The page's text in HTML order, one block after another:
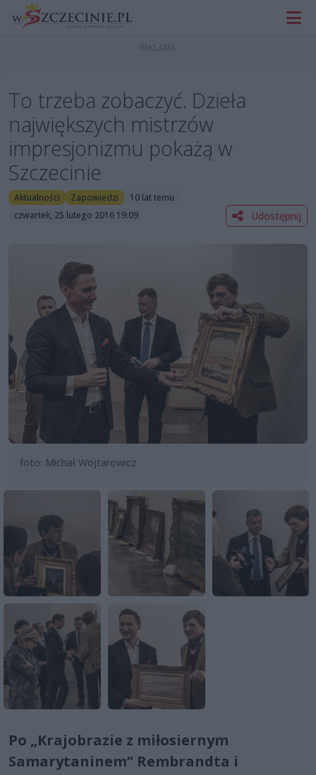
To trzeba zobaczyć. Dzieła
największych mistrzów
impresjonizmu pokażą w
Szczecinie
Aktualności Zapowiedzi
10 lat temu
czwartek, 25 lutego 2016 19:09
Udostępnij
foto: Michał Wojtarowicz
Po „Krajobrazie z miłosiernym
Samarytaninem” Rembrandta i